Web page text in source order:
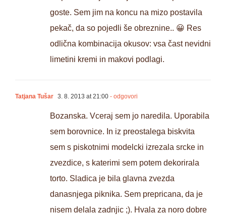
goste. Sem jim na koncu na mizo postavila
pekač, da so pojedli še obreznine.. 😀 Res
odlična kombinacija okusov: vsa čast nevidni
limetini kremi in makovi podlagi.
Tatjana Tušar 3. 8. 2013 at 21:00 - odgovori
Bozanska. Vceraj sem jo naredila. Uporabila
sem borovnice. In iz preostalega biskvita
sem s piskotnimi modelcki izrezala srcke in
zvezdice, s katerimi sem potem dekorirala
torto. Sladica je bila glavna zvezda
danasnjega piknika. Sem prepricana, da je
nisem delala zadnjic ;). Hvala za noro dobre